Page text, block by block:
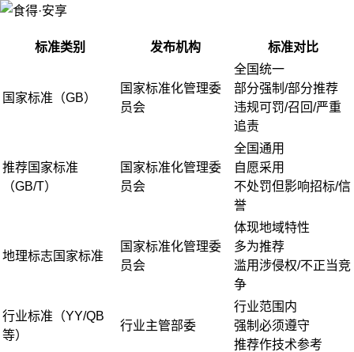
标准类别 发布机构 标准对比
国家标准（GB）
国家标准化管理委
员会
全国统一
部分强制/部分推荐
违规可罚/召回/严重
追责
推荐国家标准
（GB/T）
国家标准化管理委
员会
全国通用
自愿采用
不处罚但影响招标/信
誉
地理标志国家标准
国家标准化管理委
员会
体现地域特性
多为推荐
滥用涉侵权/不正当竞
争
行业标准（YY/QB
等）
行业主管部委
行业范围内
强制必须遵守
推荐作技术参考